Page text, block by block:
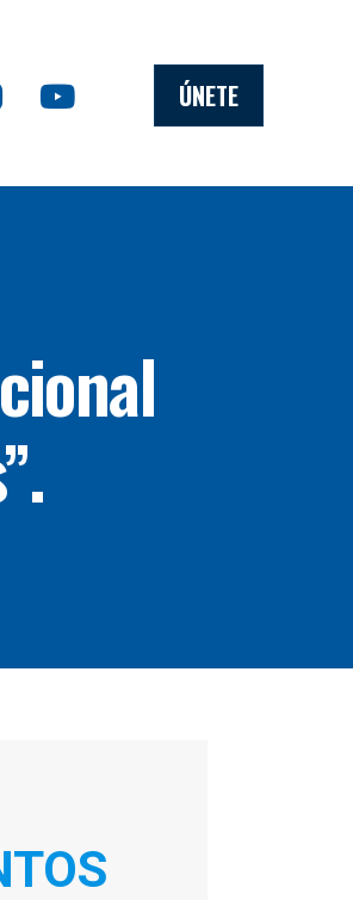
ÚNETE